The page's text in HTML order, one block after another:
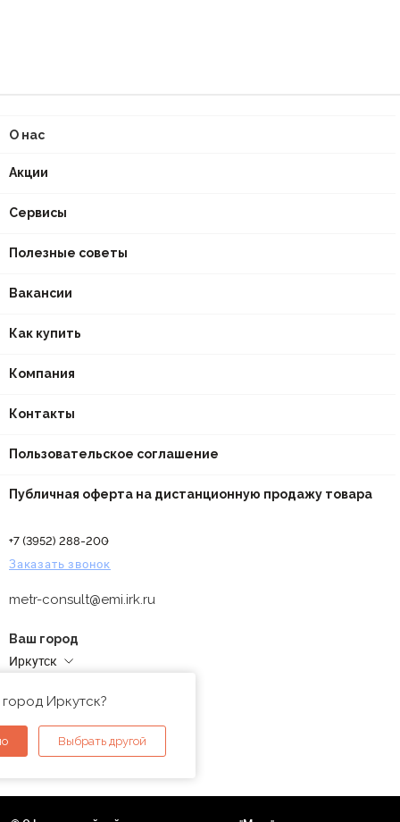
О нас
Акции
Сервисы
Полезные советы
Вакансии
Как купить
Компания
Контакты
Пользовательское соглашение
Публичная оферта на дистанционную продажу товара
+7 (3952) 288-200
Заказать звонок
metr-consult@emi.irk.ru
Ваш город
Иркутск
Иркутск?
Выбрать другой